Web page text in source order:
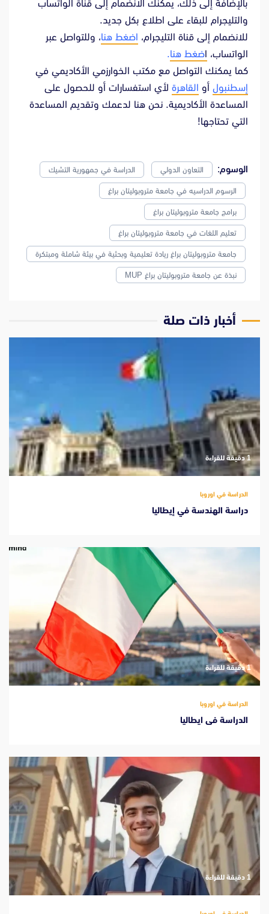
بالإضافة إلى ذلك، يمكنك الانضمام إلى قناة الواتساب
والتليجرام للبقاء على اطلاع بكل جديد.
للانضمام إلى قناة التليجرام، اضغط هنا، وللتواصل عبر
الواتساب، اضغط هنا.
كما يمكنك التواصل مع مكتب الخوارزمي الأكاديمي في
إسطنبول أو القاهرة لأي استفسارات أو للحصول على
المساعدة الأكاديمية. نحن هنا لدعمك وتقديم المساعدة
التي تحتاجها!
الوسوم: التعاون الدولي الدراسة في جمهورية التشيك
الرسوم الدراسيه في جامعة متروبوليتان براغ
برامج جامعة متروبوليتان براغ
تعليم اللغات في جامعة متروبوليتان براغ
جامعة متروبوليتان براغ ريادة تعليمية وبحثية في بيئة شاملة ومبتكرة
نبذة عن جامعة متروبوليتان براغ MUP
‫أخبار ذات صلة
‫1 دقيقة للقراءة
الدراسة في اوروبا
دراسة الهندسة في إيطاليا
‫1 دقيقة للقراءة
الدراسة في اوروبا
الدراسة فى ايطاليا
‫1 دقيقة للقراءة